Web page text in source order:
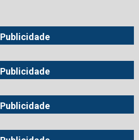
Publicidade
Publicidade
Publicidade